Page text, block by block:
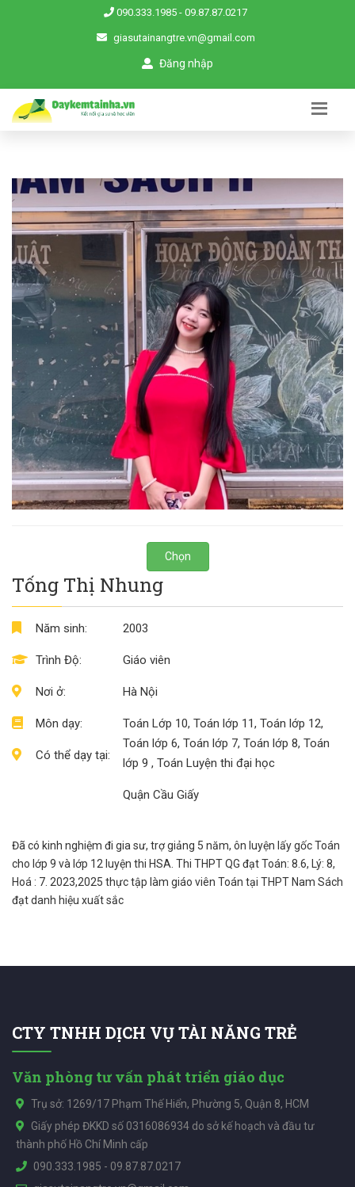
090.333.1985 - 09.87.87.0217
giasutainangtre.vn@gmail.com
Đăng nhập
Chọn
Tống Thị Nhung
Năm sinh:
Trình Độ:
Nơi ở:
Môn dạy:
Có thể dạy tại:
2003
Giáo viên
Hà Nội
Toán Lớp 10, Toán lớp 11, Toán lớp 12,
Toán lớp 6, Toán lớp 7, Toán lớp 8, Toán
lớp 9 , Toán Luyện thi đại học
Quận Cầu Giấy
Đã có kinh nghiệm đi gia sư, trợ giảng 5 năm, ôn luyện lấy gốc Toán
cho lớp 9 và lớp 12 luyện thi HSA. Thi THPT QG đạt Toán: 8.6, Lý: 8,
Hoá : 7. 2023,2025 thực tập làm giáo viên Toán tại THPT Nam Sách
đạt danh hiệu xuất sắc
CTY TNHH DỊCH VỤ TÀI NĂNG TRẺ
Văn phòng tư vấn phát triển giáo dục
Trụ sở: 1269/17 Phạm Thế Hiển, Phường 5, Quận 8, HCM
Giấy phép ĐKKD số 0316086934 do sở kế hoạch và đầu tư
thành phố Hồ Chí Minh cấp
090.333.1985 - 09.87.87.0217